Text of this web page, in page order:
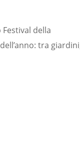
della
tra